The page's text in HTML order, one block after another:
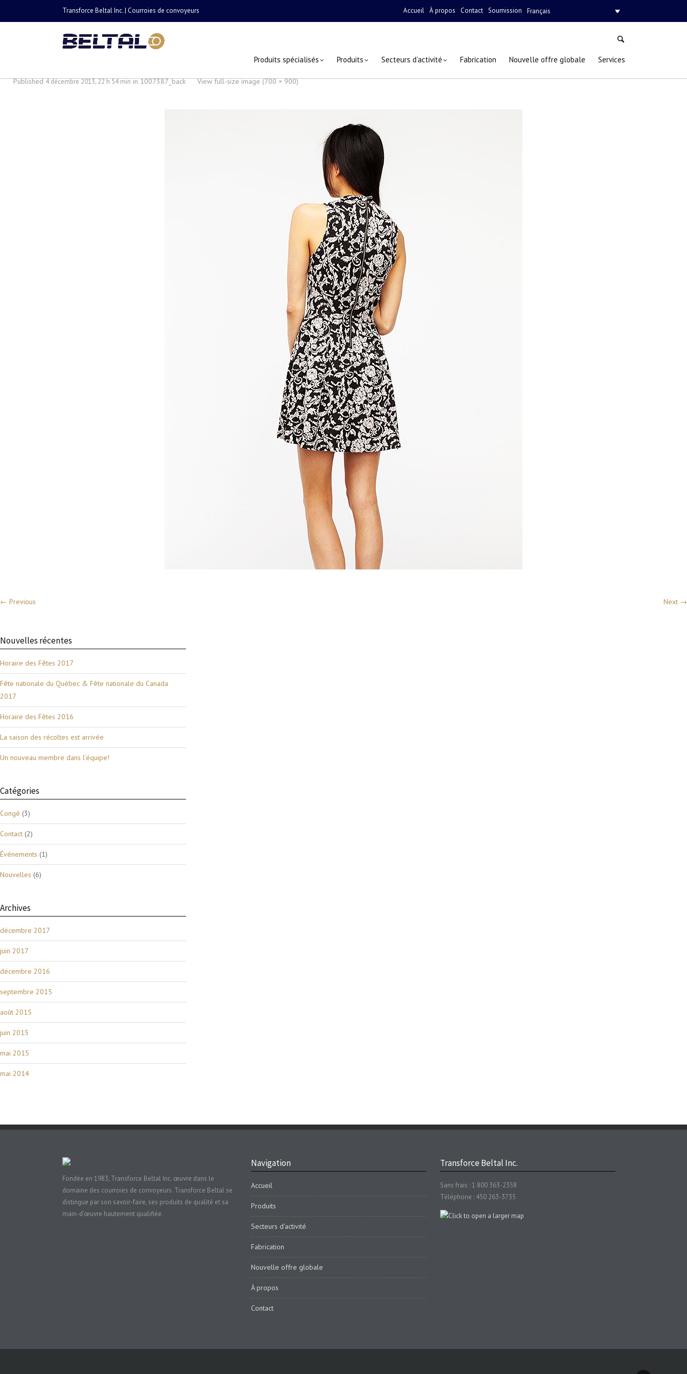
Transforce Beltal Inc. | Courroies de convoyeurs Accueil À propos Contact Soumission Français
Produits spécialisés Produits Secteurs d’activité Fabrication Nouvelle offre globale Services
Published4 décembre 2013, 22 h 54 minin1007387_back · View full-size image (700 × 900)
← Previous Next →
Nouvelles récentes
Horaire des Fêtes 2017
Fête nationale du Québec & Fête nationale du Canada
2017
Horaire des Fêtes 2016
La saison des récoltes est arrivée
Un nouveau membre dans l’équipe!
Catégories
Congé (3)
Contact (2)
Événements (1)
Nouvelles (6)
Archives
décembre 2017
juin 2017
décembre 2016
septembre 2015
août 2015
juin 2015
mai 2015
mai 2014
Fondée en 1983, Transforce Beltal Inc. œuvre dans le
domaine des courroies de convoyeurs. Transforce Beltal se
distingue par son savoir-faire, ses produits de qualité et sa
main-d’œuvre hautement qualifiée.
Navigation
Accueil
Produits
Secteurs d’activité
Fabrication
Nouvelle offre globale
À propos
Contact
Transforce Beltal Inc.
Sans frais : 1 800 363-2358
Téléphone : 450 263-3735